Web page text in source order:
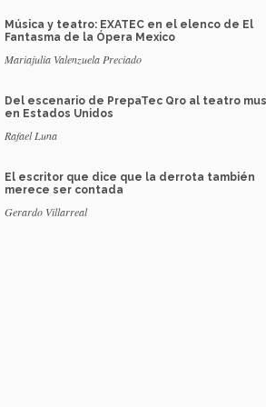
Música y teatro: EXATEC en el elenco de El
Fantasma de la Ópera Mexico
Mariajulia Valenzuela Preciado
Del escenario de PrepaTec Qro al teatro
en Estados Unidos
Rafael Luna
El escritor que dice que la derrota también
merece ser contada
Gerardo Villarreal